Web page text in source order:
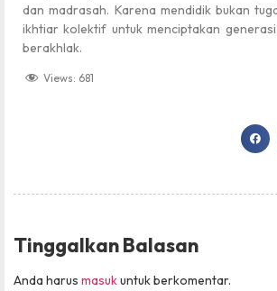
dan madrasah. Karena mendidik bukan
ikhtiar kolektif untuk menciptakan
berakhlak.
Views: 681
Tinggalkan Balasan
Anda harus masukuntuk berkomentar.